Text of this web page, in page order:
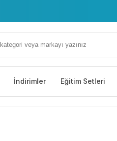
İndirimler Eğitim Setleri